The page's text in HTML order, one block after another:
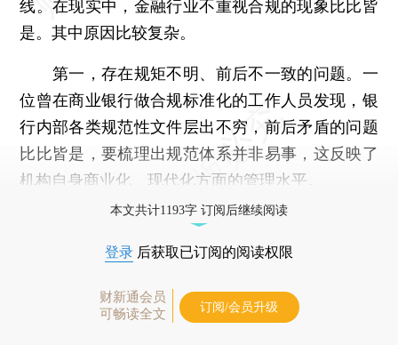
线。在现实中，金融行业不重视合规的现象比比皆
是。其中原因比较复杂。
第一，存在规矩不明、前后不一致的问题。一
位曾在商业银行做合规标准化的工作人员发现，银
行内部各类规范性文件层出不穷，前后矛盾的问题
比比皆是，要梳理出规范体系并非易事，这反映了
机构自身商业化、现代化方面的管理水平。
本文共计1193字 订阅后继续阅读
登录 后获取已订阅的阅读权限
财新通会员
可畅读全文
订阅/会员升级